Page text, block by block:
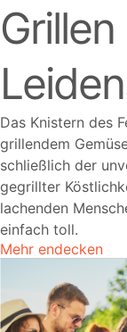
Das Knistern des
grillendem
schließlich der
gegrillter
lachenden
einfach toll.
Mehr endecken